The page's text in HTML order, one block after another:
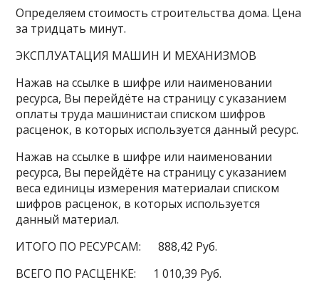
Определяем стоимость строительства дома. Цена
за тридцать минут.
ЭКСПЛУАТАЦИЯ МАШИН И МЕХАНИЗМОВ
Нажав на ссылке в шифре или наименовании
ресурса, Вы перейдёте на страницу с указанием
оплаты труда машинистаи списком шифров
расценок, в которых используется данный ресурс.
Нажав на ссылке в шифре или наименовании
ресурса, Вы перейдёте на страницу с указанием
веса единицы измерения материалаи списком
шифров расценок, в которых используется
данный материал.
ИТОГО ПО РЕСУРСАМ: 888,42 Руб.
ВСЕГО ПО РАСЦЕНКЕ: 1 010,39 Руб.